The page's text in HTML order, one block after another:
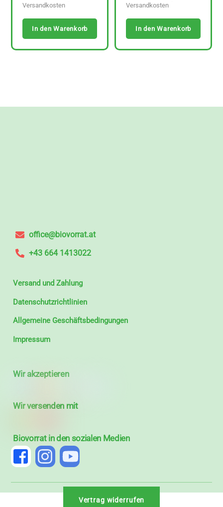
Versandkosten
In den Warenkorb
Versandkosten
In den Warenkorb
office@biovorrat.at
+43 664 1413022
Versand und Zahlung
Datenschutzrichtlinien
Allgemeine Geschäftsbedingungen
Impressum
Wir akzeptieren
Wir versenden mit
Biovorrat in den sozialen Medien
Vertrag widerrufen